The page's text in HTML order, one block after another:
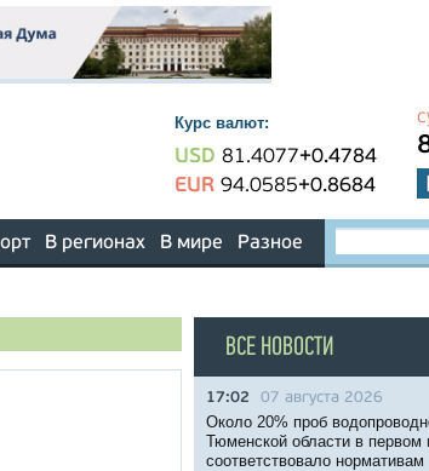
Курс валют:
USD 81.4077+0.4784
EUR 94.0585+0.8684
В регионах В мире Разное
ВСЕ НОВОСТИ
17:02 07 августа 2026
Около 20% проб
Тюменской области в первом
соответствовало нормативам